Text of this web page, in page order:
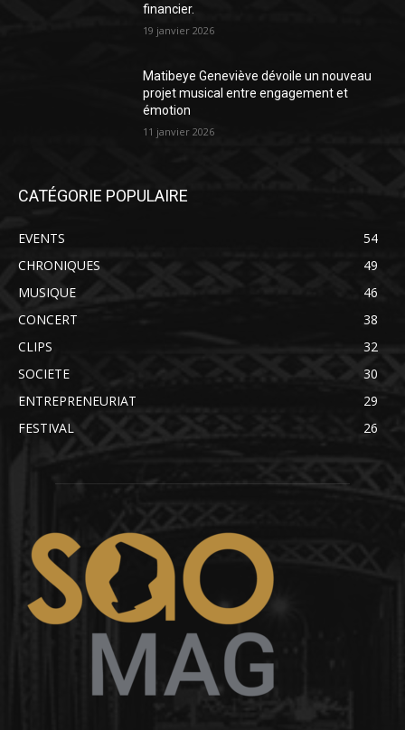
financier.
19 janvier 2026
Matibeye Geneviève dévoile un nouveau
projet musical entre engagement et
émotion
11 janvier 2026
CATÉGORIE POPULAIRE
EVENTS
54
CHRONIQUES
49
MUSIQUE
46
CONCERT
38
CLIPS
32
SOCIETE
30
ENTREPRENEURIAT
29
FESTIVAL
26